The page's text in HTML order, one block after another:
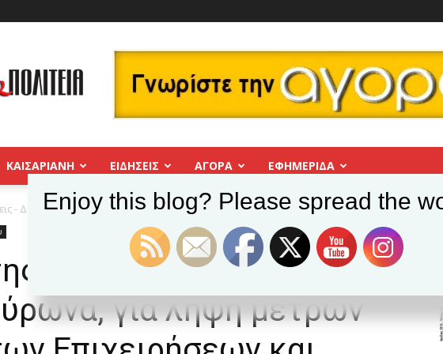
ΚΑΙΣΑΡΙΑΝΗ ΕΙΔΗΣΕΙΣ ΑΓΟΡΑ ΕΦΗΜΕΡΊΔΑ
- Δελτία τύπου Πρόταση της Πρωτοβουλίας Πολιτών Βύρωνα, για λήψη μέτρων στήριξης
Πρωτοβουλίας
για λήψη μέτρων
Enjoy this blog? Please spread the